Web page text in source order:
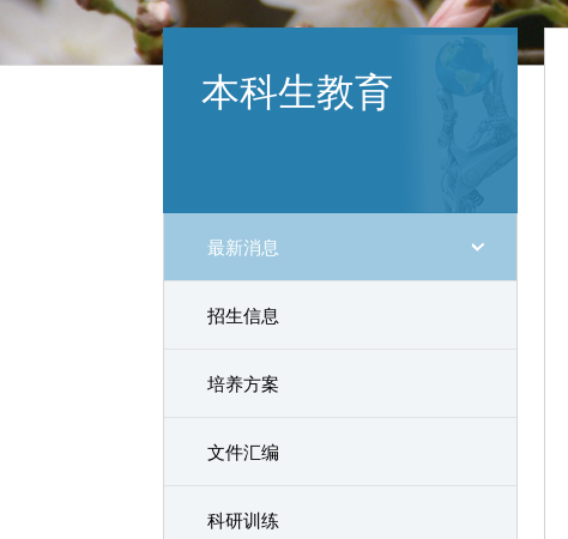
本科生教育
最新消息
招生信息
培养方案
文件汇编
科研训练